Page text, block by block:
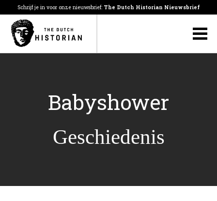
Schrijf je in voor onze nieuwsbrief: The Dutch Historian Nieuwsbrief
Babyshower
Geschiedenis